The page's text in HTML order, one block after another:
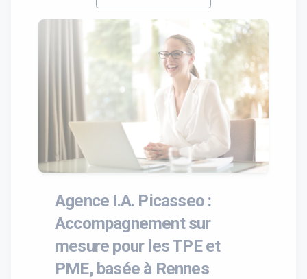
Agence I.A. Picasseo :
Accompagnement sur
mesure pour les TPE et
PME, basée à Rennes